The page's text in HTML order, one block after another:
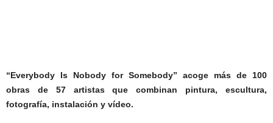
“Everybody Is Nobody for Somebody” acoge más de 100
obras de 57 artistas que combinan pintura, escultura,
fotografía, instalación y vídeo.